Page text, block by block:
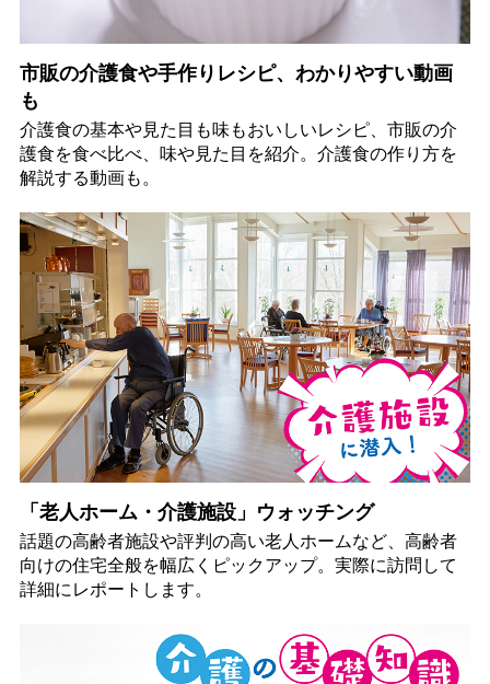
市販の介護食や手作りレシピ、わかりやすい動画
も
介護食の基本や見た目も味もおいしいレシピ、市販の介
護食を食べ比べ、味や見た目を紹介。介護食の作り方を
解説する動画も。
「老人ホーム・介護施設」ウォッチング
話題の高齢者施設や評判の高い老人ホームなど、高齢者
向けの住宅全般を幅広くピックアップ。実際に訪問して
詳細にレポートします。